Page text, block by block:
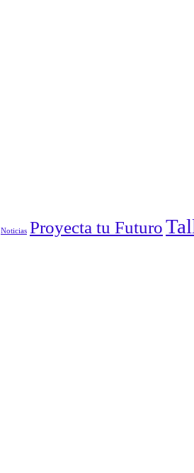
Noticias Proyecta tu Futuro